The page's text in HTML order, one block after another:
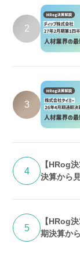
2
3
4
【HRog
決算から
5
【HRog
期決算か